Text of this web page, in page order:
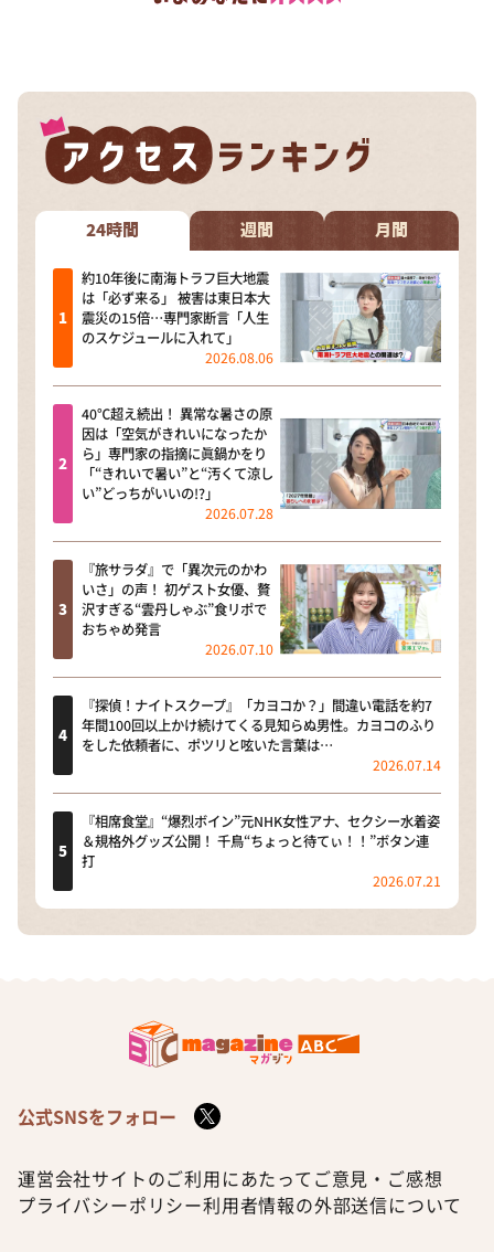
24時間 週間 月間
約10年後に南海トラフ巨大地震
は「必ず来る」 被害は東日本大
震災の15倍…専門家断言「人生
のスケジュールに入れて」
2026.08.06
40℃超え続出！ 異常な暑さの原
因は「空気がきれいになったか
ら」専門家の指摘に眞鍋かをり
「“きれいで暑い”と“汚くて涼し
い”どっちがいいの!?」
2026.07.28
『旅サラダ』で「異次元のかわ
いさ」の声！ 初ゲスト女優、贅
沢すぎる“雲丹しゃぶ”食リポで
おちゃめ発言
2026.07.10
『探偵！ナイトスクープ』「カヨコか？」間違い電話を約7
年間100回以上かけ続けてくる見知らぬ男性。カヨコのふり
をした依頼者に、ポツリと呟いた言葉は…
2026.07.14
『相席食堂』“爆烈ボイン”元NHK女性アナ、セクシー水着姿
＆規格外グッズ公開！ 千鳥“ちょっと待てぃ！！”ボタン連
打
2026.07.21
公式SNSをフォロー
運営会社サイトのご利用にあたって ご意見・ご感想
プライバシーポリシー利用者情報の外部送信について